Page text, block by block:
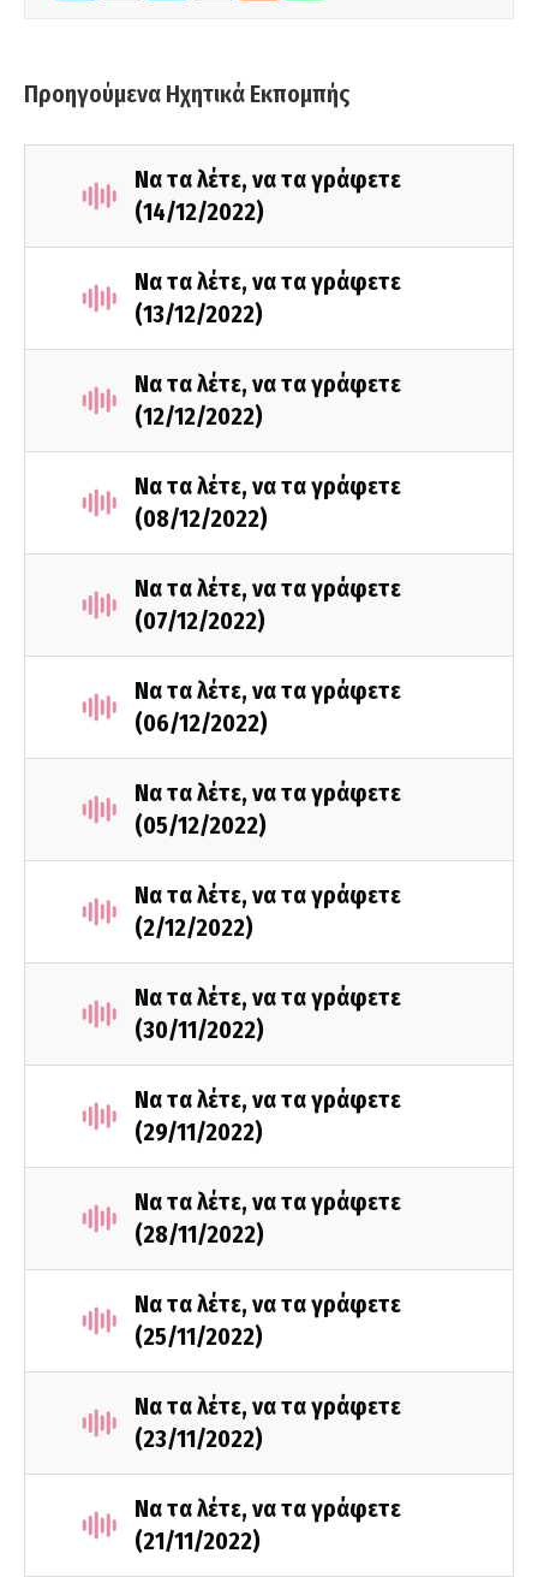
Προηγούμενα Ηχητικά Εκπομπής
Να τα λέτε, να τα γράφετε
(14/12/2022)
Να τα λέτε, να τα γράφετε
(13/12/2022)
Να τα λέτε, να τα γράφετε
(12/12/2022)
Να τα λέτε, να τα γράφετε
(08/12/2022)
Να τα λέτε, να τα γράφετε
(07/12/2022)
Να τα λέτε, να τα γράφετε
(06/12/2022)
Να τα λέτε, να τα γράφετε
(05/12/2022)
Να τα λέτε, να τα γράφετε
(2/12/2022)
Να τα λέτε, να τα γράφετε
(30/11/2022)
Να τα λέτε, να τα γράφετε
(29/11/2022)
Να τα λέτε, να τα γράφετε
(28/11/2022)
Να τα λέτε, να τα γράφετε
(25/11/2022)
Να τα λέτε, να τα γράφετε
(23/11/2022)
Να τα λέτε, να τα γράφετε
(21/11/2022)